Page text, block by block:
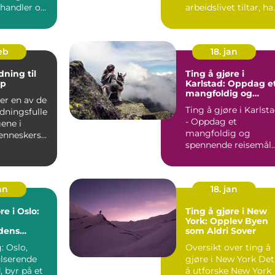
om
arbeidslivet tiltar,
godt...
til
en av de
i
18. jan
Ting å gjøre i
Karlstad: Oppdag
mangfoldig og
Ting å gjøre i
- Oppdag et
mangfoldig og
spennende reisemål
en pitto...
i Oslo:
Oslo,
byr på et
18. jan
Ting å gjøre i New
York: Opplev Byen
som Aldri Sover
Oversikt over ting å
gjøre i New York Det
å utforske New York